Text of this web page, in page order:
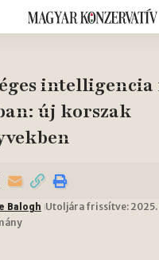
új korszak
Balogh Utoljára frissítve: